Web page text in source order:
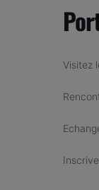
Visitez